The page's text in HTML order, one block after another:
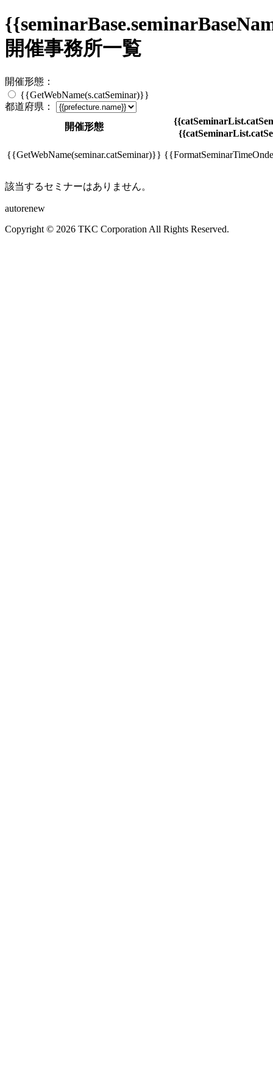
開催事務所一覧
開催形態：
{{GetWebName(s.catSeminar)}}
都道府県：
開催形態
{{GetWebName(seminar.catSeminar)}}
該当するセミナーはありません。
autorenew
Copyright © 2026 TKC Corporation All Rights Reserved.